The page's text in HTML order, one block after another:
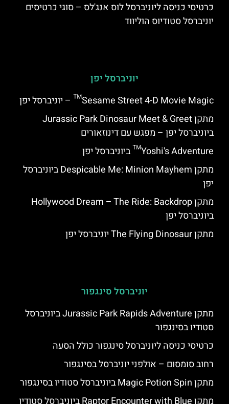
כרטיסי כניסה ליוניברסל לוס אנג'לס – סוגי כרטיסים
יוניברסל סטודיוס הוליווד
יוניברסל יפן
Sesame Street 4-D Movie Magic™ – יוניברסל יפן
מתקן Jurassic Park Dinosaur Meet & Greet
ביוניברסל יפן – מפגש עם דינוזאורים
Yoshi's Adventure™ ביוניברסל יפן
מתקן Despicable Me: Minion Mayhem ביוניברסל
יפן
מתקן Hollywood Dream – The Ride: Backdrop
ביוניברסל יפן
מתקן The Flying Dinosaur יוניברסל יפן
יוניברסל סינגפור
מתקן Jurassic Park Rapids Adventure ביוניברסל
סטודיו בסינגפור
כרטיסי כניסה ליוניברסל סינגפור כולל הסעה
רחוב סומסום – אולפני יוניברסל בסינגפור
מתקן Magic Potion Spin ביוניברסל סטודיו בסינגפור